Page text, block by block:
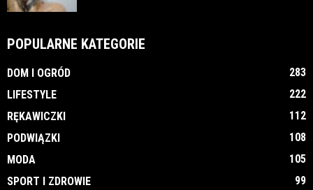
POPULARNE KATEGORIE
DOM I OGRÓD
283
LIFESTYLE
222
RĘKAWICZKI
112
PODWIĄZKI
108
MODA
105
SPORT I ZDROWIE
99